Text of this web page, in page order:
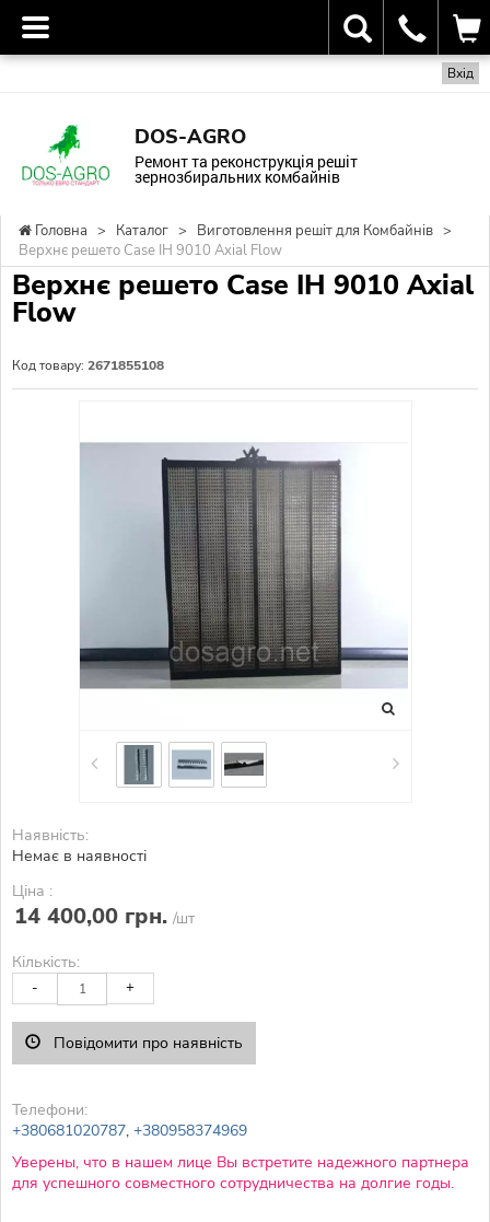
Вхід
DOS-AGRO
Ремонт та реконструкція решіт
зернозбиральних комбайнів
Головна > Каталог > Виготовлення решіт для Комбайнів >
Верхнє решето Case IH 9010 Axial Flow
Верхнє решето Case IH 9010 Axial
Flow
Код товару: 2671855108
Наявність:
Немає в наявності
Ціна :
14 400,00 грн. /шт
Кількість:
- +
Повідомити про наявність
Телефони:
+380681020787, +380958374969
Уверены, что в нашем лице Вы встретите надежного партнера
для успешного совместного сотрудничества на долгие годы.